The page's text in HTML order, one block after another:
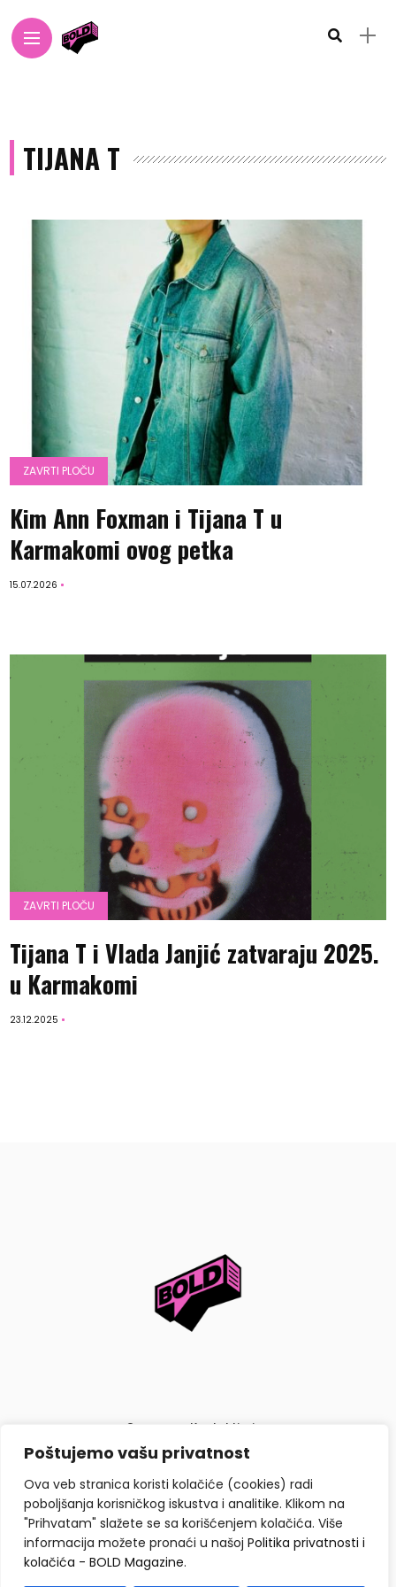
Poštujemo vašu privatnost
Ova veb stranica koristi kolačiće (cookies) radi
poboljšanja korisničkog iskustva i analitike. Klikom na
"Prihvatam" slažete se sa korišćenjem kolačića. Više
informacija možete pronaći u našoj Politika privatnosti i
kolačića - BOLD Magazine.
TIJANA T
ZAVRTI PLOČU
Kim Ann Foxman i Tijana T u
Karmakomi ovog petka
15.07.2026
ZAVRTI PLOČU
Tijana T i Vlada Janjić zatvaraju 2025.
u Karmakomi
23.12.2025
O nama Kontaktiraj nas
Politika privatnosti i kolačića